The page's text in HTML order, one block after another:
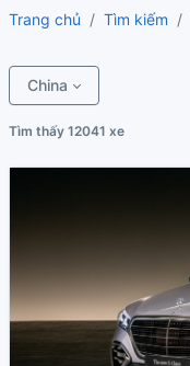
Trang chủ Tìm kiếm
China
Tìm thấy 12041 xe